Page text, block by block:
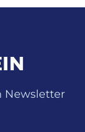
Newsletter